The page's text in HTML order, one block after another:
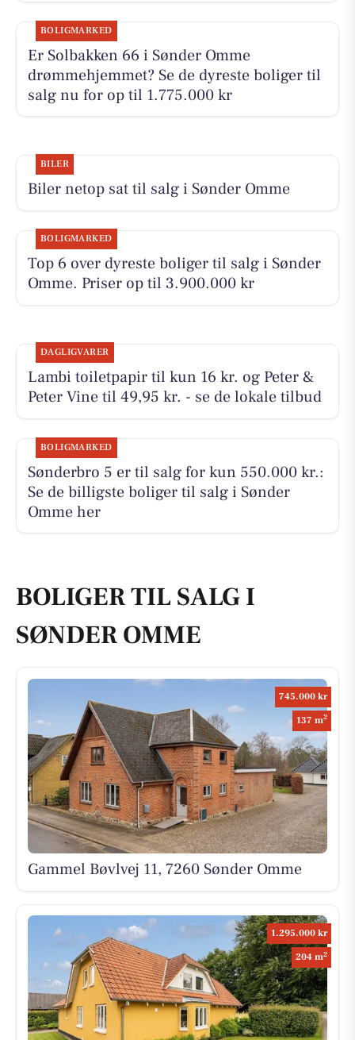
BOLIGMARKED
Er Solbakken 66 i Sønder Omme
drømmehjemmet? Se de dyreste boliger til
salg nu for op til 1.775.000 kr
BILER
Biler netop sat til salg i Sønder Omme
BOLIGMARKED
Top 6 over dyreste boliger til salg i Sønder
Omme. Priser op til 3.900.000 kr
DAGLIGVARER
Lambi toiletpapir til kun 16 kr. og Peter &
Peter Vine til 49,95 kr. - se de lokale tilbud
BOLIGMARKED
Sønderbro 5 er til salg for kun 550.000 kr.:
Se de billigste boliger til salg i Sønder
Omme her
BOLIGER TIL SALG I
SØNDER OMME
745.000 kr
137 m2
Gammel Bøvlvej 11, 7260 Sønder Omme
1.295.000 kr
204 m2